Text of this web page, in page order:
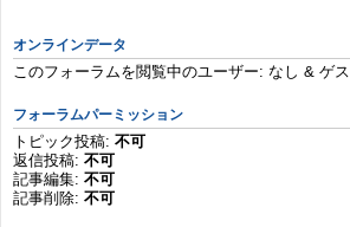
オンラインデータ
このフォーラムを閲覧中のユーザー: なし & ゲ
フォーラムパーミッション
トピック投稿: 不可
返信投稿: 不可
記事編集: 不可
記事削除: 不可